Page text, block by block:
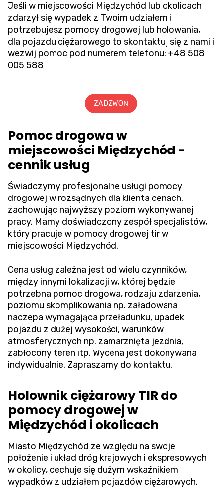
Jeśli w miejscowości Międzychód lub okolicach
zdarzył się wypadek z Twoim udziałem i
potrzebujesz pomocy drogowej lub holowania,
dla pojazdu ciężarowego to skontaktuj się z nami i
wezwij pomoc pod numerem telefonu: +48 508
005 588
ZADZWOŃ
Pomoc drogowa w
miejscowości Międzychód -
cennik usług
Świadczymy profesjonalne usługi pomocy
drogowej w rozsądnych dla klienta cenach,
zachowując najwyższy poziom wykonywanej
pracy. Mamy doświadczony zespół specjalistów,
który pracuje w pomocy drogowej tir w
miejscowości Międzychód.
Cena usług zależna jest od wielu czynników,
między innymi lokalizacji w, której będzie
potrzebna pomoc drogowa, rodzaju zdarzenia,
poziomu skomplikowania np. załadowana
naczepa wymagająca przeładunku, upadek
pojazdu z dużej wysokości, warunków
atmosferycznych np. zamarznięta jezdnia,
zabłocony teren itp. Wycena jest dokonywana
indywidualnie. Zapraszamy do kontaktu.
Holownik ciężarowy TIR do
pomocy drogowej w
Międzychód i okolicach
Miasto Międzychód ze względu na swoje
położenie i układ dróg krajowych i ekspresowych
w okolicy, cechuje się dużym wskaźnikiem
wypadków z udziałem pojazdów ciężarowych.